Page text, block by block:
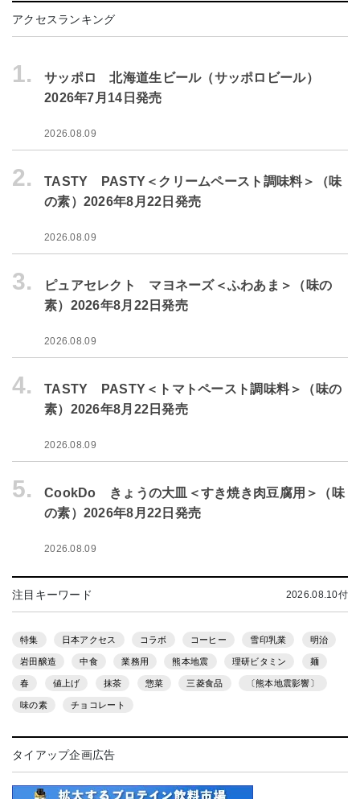
アクセスランキング
1.
サッポロ 北海道生ビール（サッポロビール）
2026年7月14日発売
2026.08.09
2.
TASTY PASTY＜クリームペースト調味料＞（味
の素）2026年8月22日発売
2026.08.09
3.
ピュアセレクト マヨネーズ＜ふわあま＞（味の
素）2026年8月22日発売
2026.08.09
4.
TASTY PASTY＜トマトペースト調味料＞（味の
素）2026年8月22日発売
2026.08.09
5.
CookDo きょうの大皿＜すき焼き肉豆腐用＞（味
の素）2026年8月22日発売
2026.08.09
注目キーワード 2026.08.10付
特集 日本アクセス コラボ コーヒー 雪印乳業 明治
岩田醸造 中食 業務用 熊本地震 理研ビタミン 麺
春 値上げ 抹茶 惣菜 三菱食品 〔熊本地震影響〕
味の素 チョコレート
タイアップ企画広告